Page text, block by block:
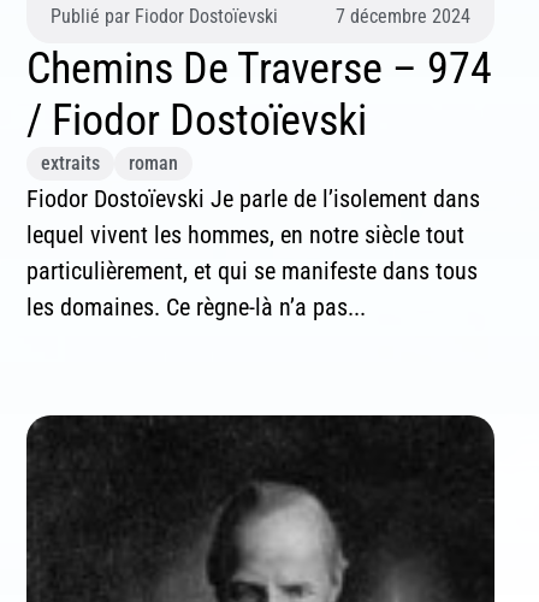
Publié par Fiodor Dostoïevski 7 décembre 2024
Chemins De Traverse – 974
/ Fiodor Dostoïevski
extraits roman
Fiodor Dostoïevski Je parle de l’isolement dans
lequel vivent les hommes, en notre siècle tout
particulièrement, et qui se manifeste dans tous
les domaines. Ce règne-là n’a pas...